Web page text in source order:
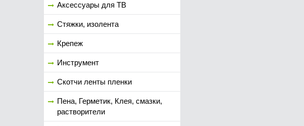
Аксессуары для ТВ
Стяжки, изолента
Крепеж
Инструмент
Скотчи ленты пленки
Пена, Герметик, Клея, смазки,
растворители